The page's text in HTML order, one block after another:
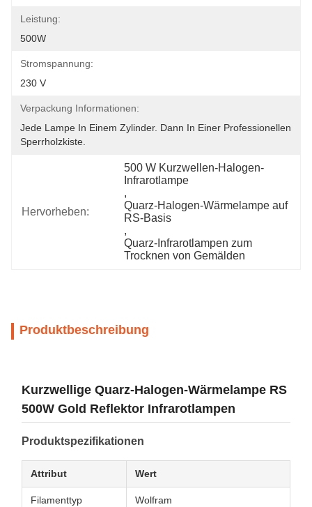
Leistung:
500W
Stromspannung:
230 V
Verpackung Informationen:
Jede Lampe In Einem Zylinder. Dann In Einer Professionellen
Sperrholzkiste.
Hervorheben:
500 W Kurzwellen-Halogen-
Infrarotlampe
,
Quarz-Halogen-Wärmelampe auf
RS-Basis
,
Quarz-Infrarotlampen zum
Trocknen von Gemälden
Produktbeschreibung
Kurzwellige Quarz-Halogen-Wärmelampe RS
500W Gold Reflektor Infrarotlampen
Produktspezifikationen
Attribut Wert
Filamenttyp Wolfram